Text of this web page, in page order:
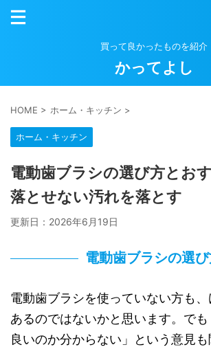
買って良かったものを紹介
かってよし
HOME > ホーム・キッチン >
ホーム・キッチン
電動歯ブラシの選び方とお
落とせない汚れを落とす
更新日： 2026年6月19日
電動歯ブラシの選
電動歯ブラシを使っていない方も
あるのではないかと思います。で
良いのか分からない」という意見